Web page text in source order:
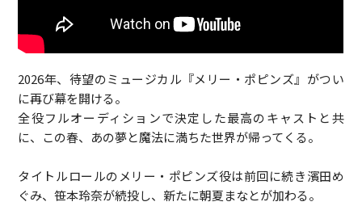
2026年、待望のミュージカル『メリー・ポピンズ』がつい
に再び幕を開ける。
全役フルオーディションで決定した最高のキャストと共
に、この春、あの夢と魔法に満ちた世界が帰ってくる。
タイトルロールのメリー・ポピンズ役は前回に続き濱田め
ぐみ、笹本玲奈が続投し、新たに朝夏まなとが加わる。